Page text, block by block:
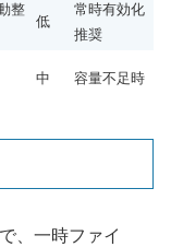
整
低
常時有効化
推奨
中 容量不足時
、一時ファイ